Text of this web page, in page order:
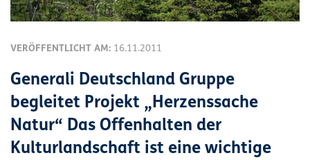
VERÖFFENTLICHT AM: 16.11.2011
Generali Deutschland Gruppe
begleitet Projekt „Herzenssache
Natur“ Das Offenhalten der
Kulturlandschaft ist eine wichtige